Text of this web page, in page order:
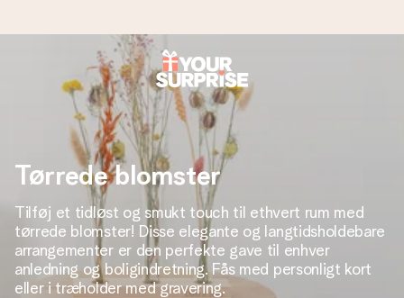
Bestil i dag, sendes inden for 1 hverdag
Vi laver din gave med omhu og sender den lynhurtigt – så
du kan give den på det helt rette tidspunkt, når den
betyder allermest.
4,7 (baseret på +15.000 anmeldelser)
Vores gaver inspirerer. Kunderne giver os 4,7 på Google
Reviews.
Tørrede blomster
Tilføj et tidløst og smukt touch til ethvert rum med
tørrede blomster! Disse elegante og langtidsholdebare
arrangementer er den perfekte gave til enhver
anledning og boligindretning. Fås med personligt kort
eller i træholder med gravering.